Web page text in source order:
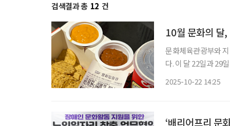
검색결과 총 12 건
10월 문화의 달
문화체육관광부와
다. 이 달 22일과 29
2025-10-22 14:25
‘배리어프리 문